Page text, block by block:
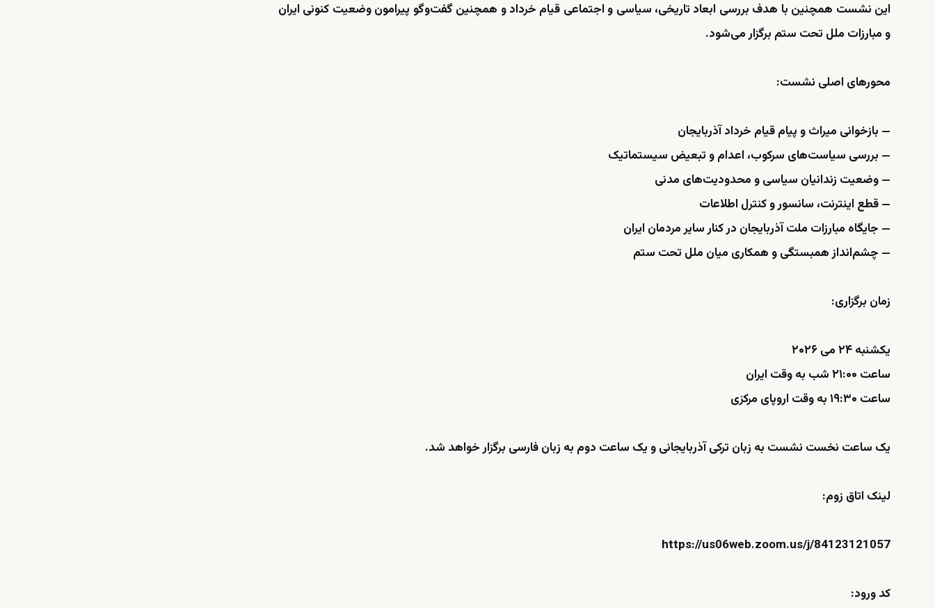
این نشست همچنین با هدف بررسی ابعاد تاریخی، سیاسی و اجتماعی قیام خرداد و همچنین گفت‌وگو پیرامون وضعیت کنونی ایران
و مبارزات ملل تحت ستم برگزار می‌شود.
محورهای اصلی نشست:
— بازخوانی میراث و پیام قیام خرداد آذربایجان
— بررسی سیاست‌های سرکوب، اعدام و تبعیض سیستماتیک
— وضعیت زندانیان سیاسی و محدودیت‌های مدنی
— قطع اینترنت، سانسور و کنترل اطلاعات
— جایگاه مبارزات ملت آذربایجان در کنار سایر مردمان ایران
— چشم‌انداز همبستگی و همکاری میان ملل تحت ستم
زمان برگزاری:
یکشنبه ۲۴ می ۲۰۲۶
ساعت ۲۱:۰۰ شب به وقت ایران
ساعت ۱۹:۳۰ به وقت اروپای مرکزی
یک ساعت نخست نشست به زبان ترکی آذربایجانی و یک ساعت دوم به زبان فارسی برگزار خواهد شد.
لینک اتاق زوم:
https://us06web.zoom.us/j/84123121057
کد ورود: